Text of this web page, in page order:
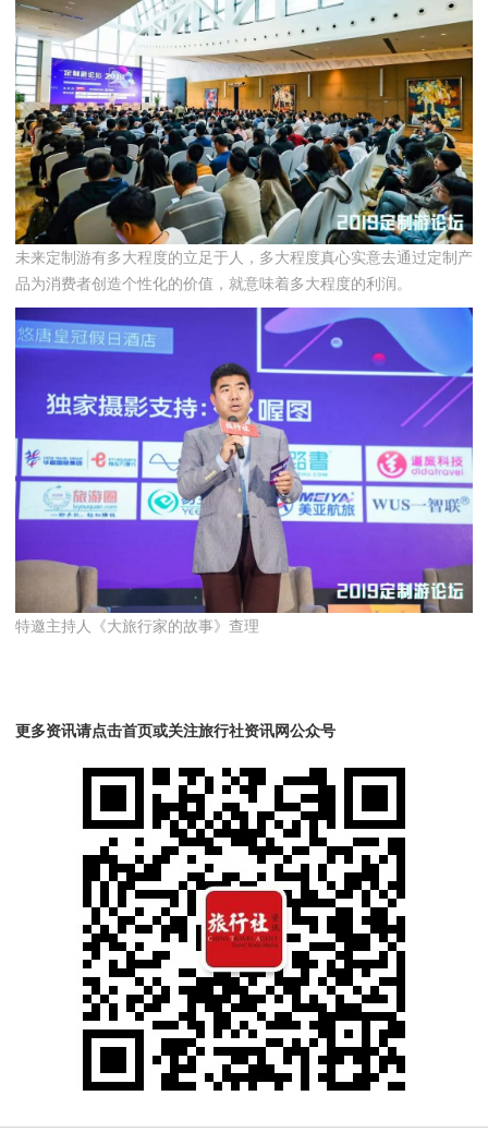
未来定制游有多大程度的立足于人，多大程度真心实意去通过定制产
品为消费者创造个性化的价值，就意味着多大程度的利润。
特邀主持人《大旅行家的故事》查理
更多资讯请点击首页或关注旅行社资讯网公众号